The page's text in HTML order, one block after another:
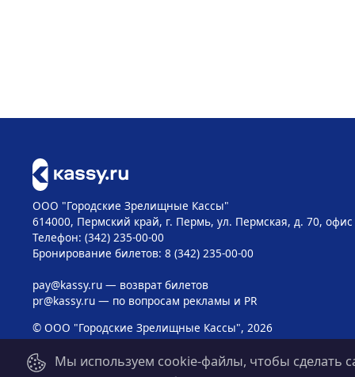
ООО "Городские Зрелищные Кассы"
614000, Пермский край, г. Пермь, ул. Пермская, д. 70, офис
Телефон: (342) 235-00-00
Бронирование билетов: 8 (342) 235-00-00
pay@kassy.ru— возврат билетов
pr@kassy.ru— по вопросам рекламы и PR
© ООО "Городские Зрелищные Кассы", 2026
Мы используем cookie-файлы, чтобы сделать